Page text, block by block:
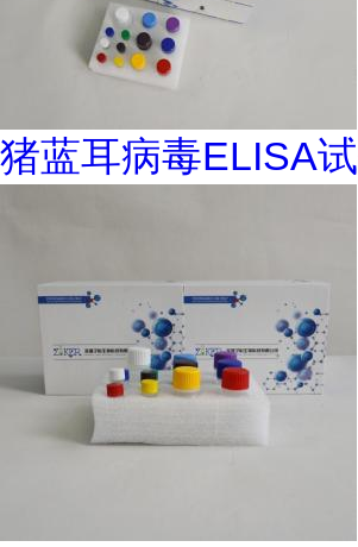
猪蓝耳病毒ELISA